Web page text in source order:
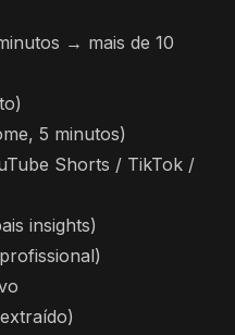
→ mais de 10
5 minutos)
Shorts / TikTok /
insights)